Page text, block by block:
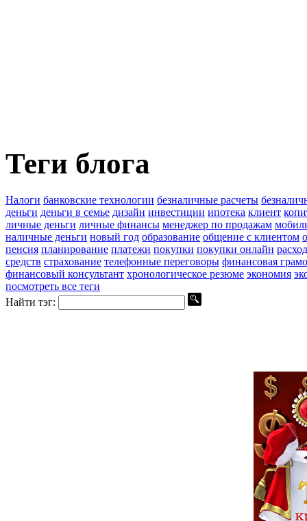
Теги блога
Налоги банковские технологии безналичные расчеты
деньги деньги в семье дизайн инвестиции ипотека клиент
личные деньги личные финансы менеджер по продажам
наличные деньги новый год образование общение с клиентом
пенсия планирование платежи покупки покупки онлайн
средств страхование телефонные переговоры финансовая
финансовый консультант хронологическое резюме экономия
посмотреть все теги
Найти тэг: